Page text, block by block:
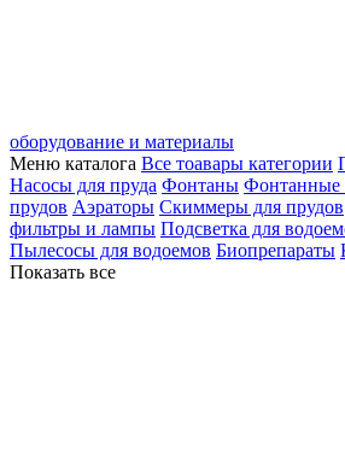
оборудование и материалы
Меню каталога Все тоавары категории
Насосы для пруда Фонтаны Фонтанные
прудов Аэраторы Скиммеры для прудов
фильтры и лампы Подсветка для
Пылесосы для водоемов Биопрепараты
Показать все